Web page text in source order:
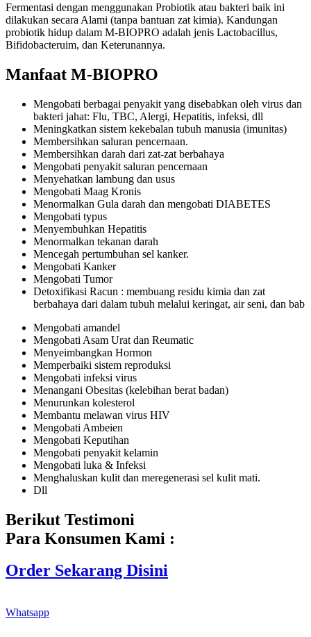
Fermentasi dengan menggunakan Probiotik atau bakteri baik ini
dilakukan secara Alami (tanpa bantuan zat kimia). Kandungan
probiotik hidup dalam M-BIOPRO adalah jenis Lactobacillus,
Bifidobacteruim, dan Keterunannya.
Manfaat M-BIOPRO
Mengobati berbagai penyakit yang disebabkan oleh virus dan
bakteri jahat: Flu, TBC, Alergi, Hepatitis, infeksi, dll
Meningkatkan sistem kekebalan tubuh manusia (imunitas)
Membersihkan saluran pencernaan.
Membersihkan darah dari zat-zat berbahaya
Mengobati penyakit saluran pencernaan
Menyehatkan lambung dan usus
Mengobati Maag Kronis
Menormalkan Gula darah dan mengobati DIABETES
Mengobati typus
Menyembuhkan Hepatitis
Menormalkan tekanan darah
Mencegah pertumbuhan sel kanker.
Mengobati Kanker
Mengobati Tumor
Detoxifikasi Racun : membuang residu kimia dan zat
berbahaya dari dalam tubuh melalui keringat, air seni, dan bab
Mengobati amandel
Mengobati Asam Urat dan Reumatic
Menyeimbangkan Hormon
Memperbaiki sistem reproduksi
Mengobati infeksi virus
Menangani Obesitas (kelebihan berat badan)
Menurunkan kolesterol
Membantu melawan virus HIV
Mengobati Ambeien
Mengobati Keputihan
Mengobati penyakit kelamin
Mengobati luka & Infeksi
Menghaluskan kulit dan meregenerasi sel kulit mati.
Dll
Berikut Testimoni
Para Konsumen Kami :
Order Sekarang Disini
Whatsapp